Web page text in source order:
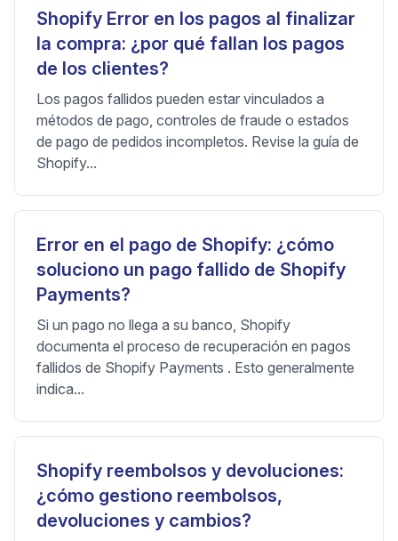
Shopify Error en los pagos al finalizar
la compra: ¿por qué fallan los pagos
de los clientes?
Los pagos fallidos pueden estar vinculados a
métodos de pago, controles de fraude o estados
de pago de pedidos incompletos. Revise la guía de
Shopify...
Error en el pago de Shopify: ¿cómo
soluciono un pago fallido de Shopify
Payments?
Si un pago no llega a su banco, Shopify
documenta el proceso de recuperación en pagos
fallidos de Shopify Payments . Esto generalmente
indica...
Shopify reembolsos y devoluciones:
¿cómo gestiono reembolsos,
devoluciones y cambios?